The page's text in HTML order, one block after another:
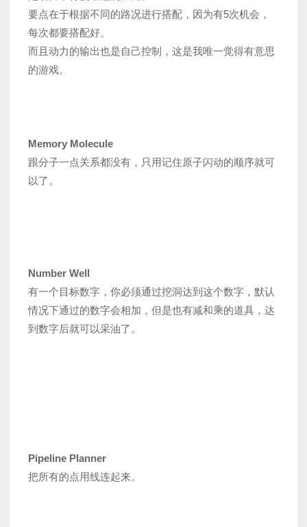
要点在于根据不同的路况进行搭配，因为有5次机会，
每次都要搭配好。
而且动力的输出也是自己控制，这是我唯一觉得有意思
的游戏。
Memory Molecule
跟分子一点关系都没有，只用记住原子闪动的顺序就可
以了。
Number Well
有一个目标数字，你必须通过挖洞达到这个数字，默认
情况下通过的数字会相加，但是也有减和乘的道具，达
到数字后就可以采油了。
Pipeline Planner
把所有的点用线连起来。